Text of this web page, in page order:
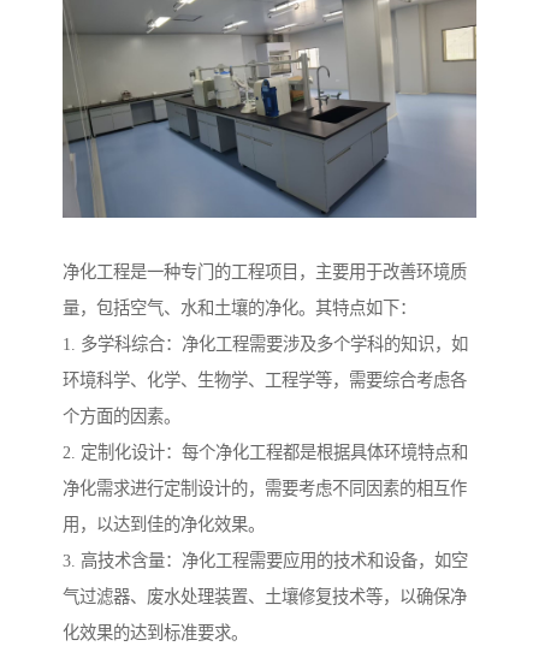
净化工程是一种专门的工程项目，主要用于改善环境质
量，包括空气、水和土壤的净化。其特点如下：
1. 多学科综合：净化工程需要涉及多个学科的知识，如
环境科学、化学、生物学、工程学等，需要综合考虑各
个方面的因素。
2. 定制化设计：每个净化工程都是根据具体环境特点和
净化需求进行定制设计的，需要考虑不同因素的相互作
用，以达到佳的净化效果。
3. 高技术含量：净化工程需要应用的技术和设备，如空
气过滤器、废水处理装置、土壤修复技术等，以确保净
化效果的达到标准要求。